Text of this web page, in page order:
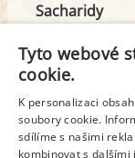
Sacharidy
Tuk
z toho nas.
Tyto webové
cookie.
K personalizaci
soubory cookie.
sdílíme s našimi
kombinovat s